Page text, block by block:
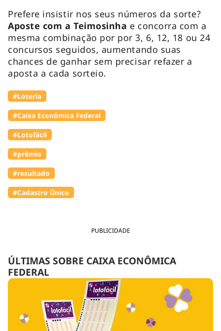
PUBLICIDADE
ÚLTIMAS SOBRE CAIXA ECONÔMICA
FEDERAL
Prefere insistir nos seus números da sorte?
Aposte com a Teimosinha e concorra com a
mesma combinação por por 3, 6, 12, 18 ou 24
concursos seguidos, aumentando suas
chances de ganhar sem precisar refazer a
aposta a cada sorteio.
#Loteria
#Caixa Econômica Federal
#Lotofácil
#prêmio
#resultado
#Cadastro Único